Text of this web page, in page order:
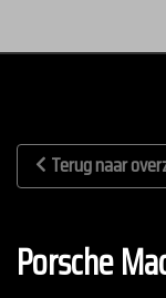
Terug naar
Porsche